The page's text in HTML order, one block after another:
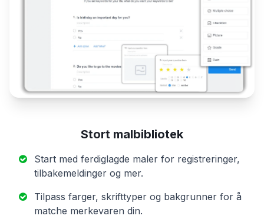
Stort malbibliotek
Start med ferdiglagde maler for registreringer,
tilbakemeldinger og mer.
Tilpass farger, skrifttyper og bakgrunner for å
matche merkevaren din.